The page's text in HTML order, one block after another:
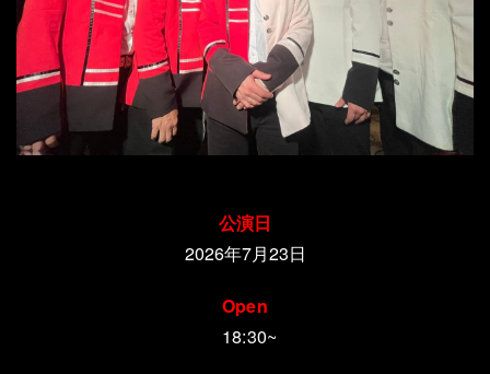
公演日
2026年7月23日
Open
18:30~